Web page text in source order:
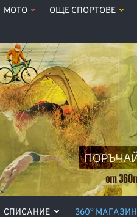
МОТО ОЩЕ СПОРТОВЕ
СПИСАНИЕ 360° МАГАЗИН